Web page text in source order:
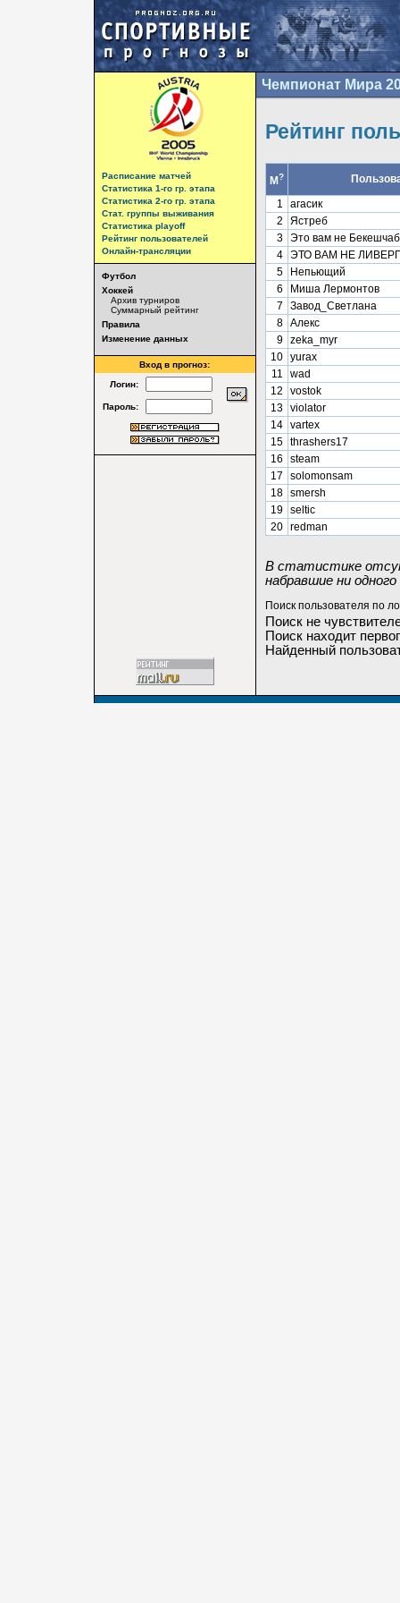
Расписание матчей
Статистика 1-го гр. этапа
Статистика 2-го гр. этапа
Стат. группы выживания
Статистика playoff
Рейтинг пользователей
Онлайн-трансляции
Футбол
Хоккей
Архив турниров
Суммарный рейтинг
Правила
Изменение данных
Вход в прогноз:
Логин:
Пароль:
Чемпионат Мира
Рейтинг
М?
1
агасик
2
Ястреб
3 Это вам не
4 ЭТО ВАМ НЕ
5
Непьющий
6
Миша Лермонтов
7
Завод_Светлана
8 Алекс
9 zeka_myr
10 yurax
11
wad
12
vostok
13 violator
14 vartex
15 thrashers17
16
steam
17
solomonsam
18 smersh
19 seltic
20 redman
В статистике
набравшие ни одного
Поиск пользователя по
Поиск не
Поиск находит
Найденный